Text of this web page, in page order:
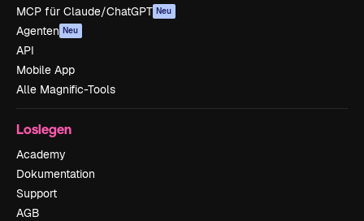
MCP für Claude/ChatGPT Neu
Agenten Neu
API
Mobile App
Alle Magnific-Tools
Loslegen
Academy
Dokumentation
Support
AGB